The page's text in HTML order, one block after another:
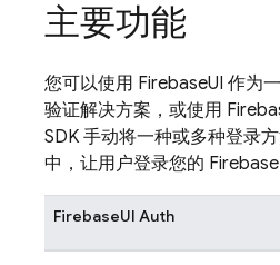
主要功能
您可以使用 FirebaseUI 作为
验证解决方案，或使用
SDK 手动将一种或多种登录
中，让用户登录您的 Firebase
FirebaseUI Auth